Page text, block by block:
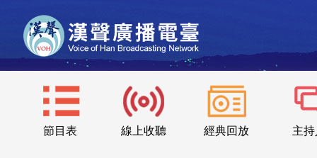
節目表 線上收聽 經典回放 主